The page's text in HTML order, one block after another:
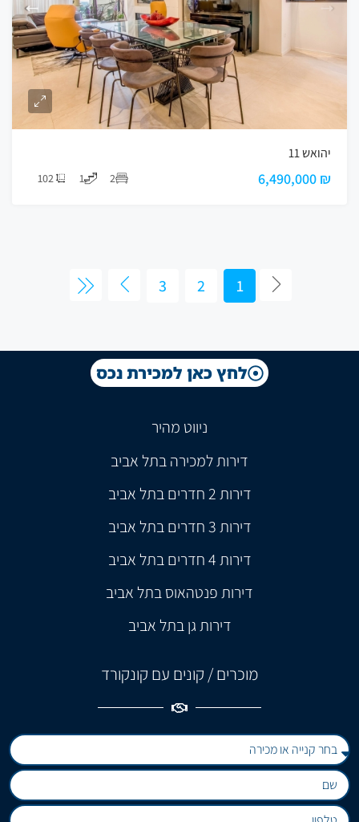
יהואש 11
₪ 6,490,000
2
1
102
1
2
3
לחץ כאן למכירת נכס
ניווט מהיר
דירות למכירה בתל אביב
דירות 2 חדרים בתל אביב
דירות 3 חדרים בתל אביב
דירות 4 חדרים בתל אביב
דירות פנטהאוס בתל אביב
דירות גן בתל אביב
מוכרים / קונים עם קונקורד